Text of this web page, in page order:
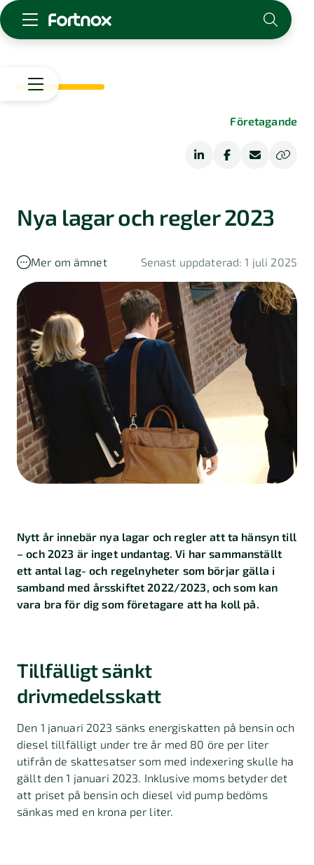
Skaffa Fortnox
Om Fortnox
KarriärBransch
Kundberättelser
Fakturering
Finansiering
Företagande
Marknadsföring
Import
Kundberättelser
Bokföringstips
Kalkylatorer
Företagande
Nya lagar och regler 2023
Mer om ämnet Senast uppdaterad: 1 juli 2025
Nytt år innebär nya lagar och regler att ta hänsyn till
– och 2023 är inget undantag. Vi har sammanställt
ett antal lag- och regelnyheter som börjar gälla i
samband med årsskiftet 2022/2023, och som kan
vara bra för dig som företagare att ha koll på.
Tillfälligt sänkt
drivmedelsskatt
Den 1 januari 2023 sänks energiskatten på bensin och
diesel tillfälligt under tre år med 80 öre per liter
utifrån de skattesatser som med indexering skulle ha
gällt den 1 januari 2023. Inklusive moms betyder det
att priset på bensin och diesel vid pump bedöms
sänkas med en krona per liter.